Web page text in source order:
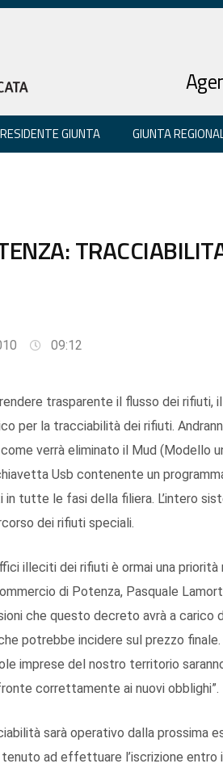
GIUNTA GIUNTA
09:12
trasparente il flusso dei rifiuti,
per la tracciabilità dei rifiuti.
verrà eliminato il Mud (Modello
Usb contenente un
tutte le fasi della filiera. L’intero
dei rifiuti speciali.
illeciti dei rifiuti è ormai una
di Potenza, Pasquale
che questo decreto avrà a
potrebbe incidere sul prezzo
imprese del nostro territorio
correttamente ai nuovi obblighi”.
sarà operativo dalla prossima
tenuto ad effettuare l’iscrizione